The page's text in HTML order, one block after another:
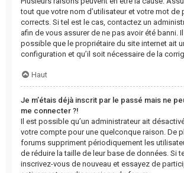
tout que votre nom d’utilisateur et votre mot de
corrects. Si tel est le cas, contactez un
afin de vous assurer de ne pas avoir été banni.
possible que le propriétaire du site internet ait
configuration et qu’il soit nécessaire de la
Haut
Je m’étais déjà inscrit par le passé mais ne
me connecter ?!
Il est possible qu’un administrateur ait
votre compte pour une quelconque raison. De
forums suppriment périodiquement les
de réduire la taille de leur base de données. Si
inscrivez-vous de nouveau et essayez de